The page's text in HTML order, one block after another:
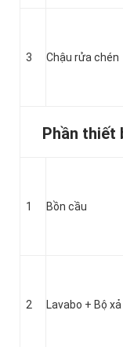
3 Chậu rửa chén
Phần thiết
1 Bồn cầu
2 Lavabo + Bộ xả